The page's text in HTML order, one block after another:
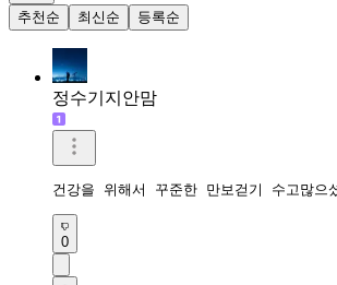
추천순
최신순 등록순
정수기지안맘
건강을 위해서 꾸준한 만보걷기 수고많
0